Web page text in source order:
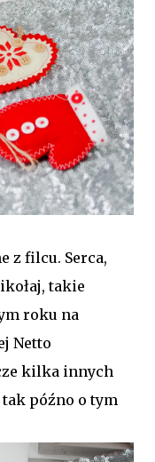
z filcu. Serca,
takie
roku na
Netto
kilka innych
późno o tym